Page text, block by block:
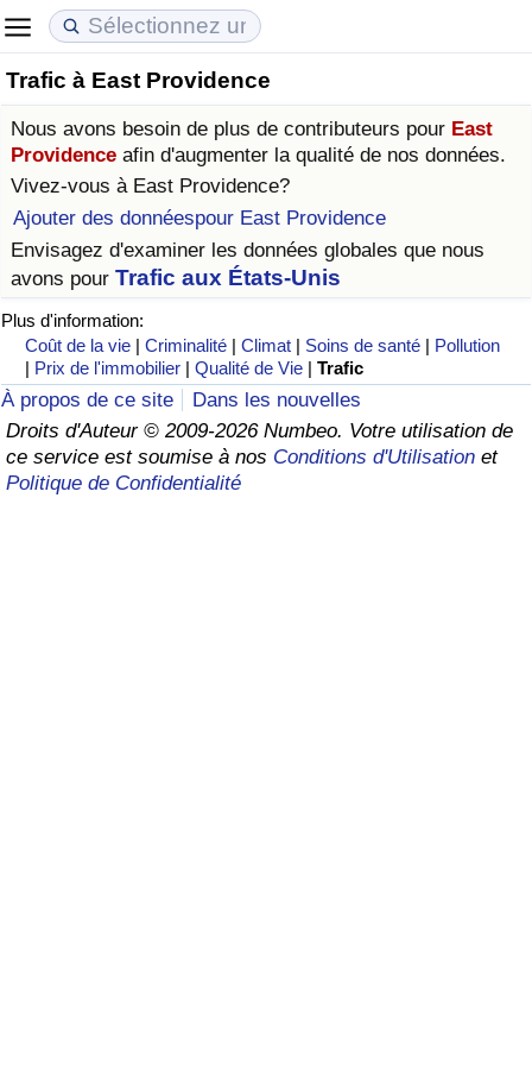
Trafic à East Providence
Nous avons besoin de plus de contributeurs pour East
Providence afin d'augmenter la qualité de nos données.
Vivez-vous à East Providence?
Ajouter des donnéespour East Providence
Envisagez d'examiner les données globales que nous
avons pour Trafic aux États-Unis
Plus d'information:
Coût de la vie |Criminalité |Climat | Soins de santé | Pollution
| Prix de l'immobilier |Qualité de Vie |Trafic
À propos de ce site
Dans les nouvelles
Droits d'Auteur © 2009-2026 Numbeo. Votre utilisation de
ce service est soumise à nos Conditions d'Utilisation et
Politique de Confidentialité
Coût de la vie
Indice du Coût de la Vie (Actuel)
Indice du Coût de la Vie
Indice du coût de la vie par pays
à Akaba
Prix de l'immobilier
Indice des Prix de l'immobilier (Actuel)
Indice des Prix de l'immobilier
Indice des Prix de l'immobilier par Pays
Qualité de Vie
Indice de Qualité de Vie
Indice de Qualité de Vie (Actuel)
Indice de qualité de vie par pays
Criminalité
Indice de Criminalité (Actuel)
Indice de Criminalité